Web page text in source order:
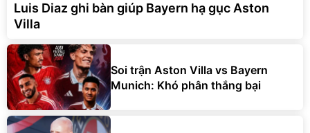
Luis Diaz ghi bàn giúp Bayern hạ gục Aston
Villa
Soi trận Aston Villa vs Bayern
Munich: Khó phân thắng bại